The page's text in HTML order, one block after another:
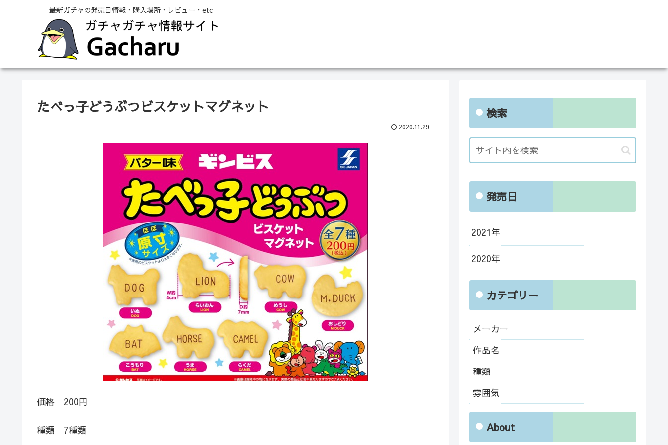
最新ガチャの発売日情報・購入場所・レビュー・etc
たべっ子どうぶつビスケットマグネット
2020.11.29
価格 200円
種類 7種類
検索
発売日
2021年
2020年
カテゴリー
メーカー
作品名
種類
雰囲気
About